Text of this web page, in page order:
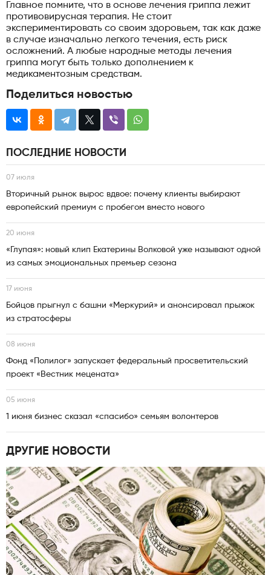
Главное помните, что в основе лечения гриппа лежит
противовирусная терапия. Не стоит
экспериментировать со своим здоровьем, так как даже
в случае изначально легкого течения, есть риск
осложнений. А любые народные методы лечения
гриппа могут быть только дополнением к
медикаментозным средствам.
Поделиться новостью
ПОСЛЕДНИЕ НОВОСТИ
07 июля
Вторичный рынок вырос вдвое: почему клиенты выбирают
европейский премиум с пробегом вместо нового
20 июня
«Глупая»: новый клип Екатерины Волковой уже называют одной
из самых эмоциональных премьер сезона
17 июня
Бойцов прыгнул с башни «Меркурий» и анонсировал прыжок
из стратосферы
08 июня
Фонд «Полилог» запускает федеральный просветительский
проект «Вестник мецената»
05 июня
1 июня бизнес сказал «спасибо» семьям волонтеров
ДРУГИЕ НОВОСТИ